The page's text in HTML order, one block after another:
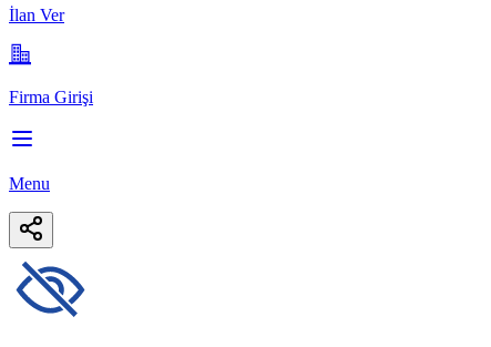
İlan Ver
Firma Girişi
Menu